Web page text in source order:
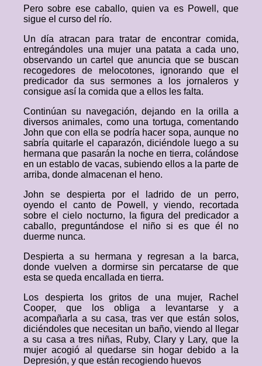
Pero sobre ese caballo, quien va es Powell, que
sigue el curso del río.
Un día atracan para tratar de encontrar comida,
entregándoles una mujer una patata a cada uno,
observando un cartel que anuncia que se buscan
recogedores de melocotones, ignorando que el
predicador da sus sermones a los jornaleros y
consigue así la comida que a ellos les falta.
Continúan su navegación, dejando en la orilla a
diversos animales, como una tortuga, comentando
John que con ella se podría hacer sopa, aunque no
sabría quitarle el caparazón, diciéndole luego a su
hermana que pasarán la noche en tierra, colándose
en un establo de vacas, subiendo ellos a la parte de
arriba, donde almacenan el heno.
John se despierta por el ladrido de un perro,
oyendo el canto de Powell, y viendo, recortada
sobre el cielo nocturno, la figura del predicador a
caballo, preguntándose el niño si es que él no
duerme nunca.
Despierta a su hermana y regresan a la barca,
donde vuelven a dormirse sin percatarse de que
esta se queda encallada en tierra.
Los despierta los gritos de una mujer, Rachel
Cooper, que los obliga a levantarse y a
acompañarla a su casa, tras ver que están solos,
diciéndoles que necesitan un baño, viendo al llegar
a su casa a tres niñas, Ruby, Clary y Lary, que la
mujer acogió al quedarse sin hogar debido a la
Depresión, y que están recogiendo huevos